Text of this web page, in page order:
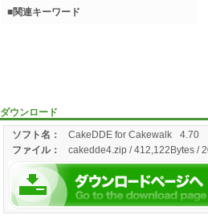
ダウンロード
ソフト名：
CakeDDE for Cakewalk 4.70
ファイル： cakedde4.zip / 412,122Bytes /
■関連キーワード